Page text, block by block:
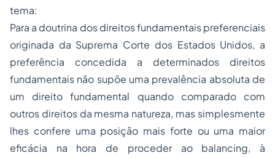
tema:
Para a doutrina dos direitos fundamentais preferenciais
originada da Suprema Corte dos Estados Unidos, a
preferência concedida a determinados direitos
fundamentais não supõe uma prevalência absoluta de
um direito fundamental quando comparado com
outros direitos da mesma natureza, mas simplesmente
lhes confere uma posição mais forte ou uma maior
eficácia na hora de proceder ao balancing, à